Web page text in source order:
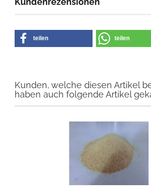
teilen teilen
Kunden, welche diesen Artikel
haben auch folgende Artikel